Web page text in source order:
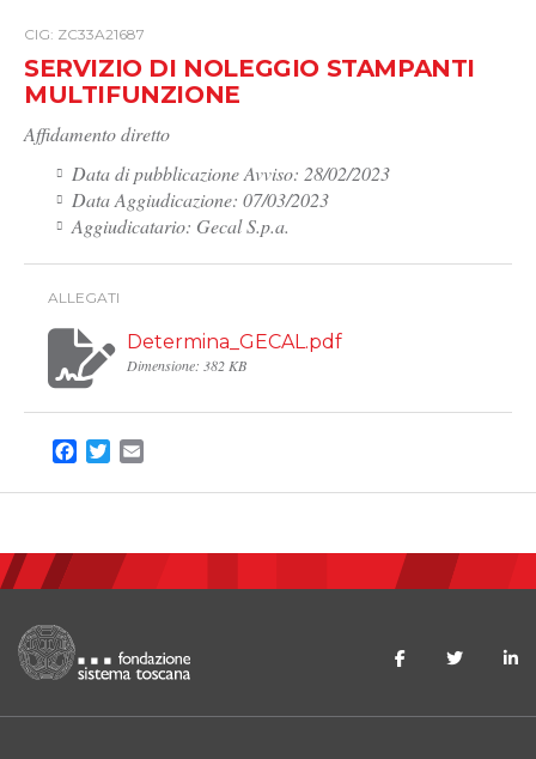
CIG: ZC33A21687
SERVIZIO DI NOLEGGIO STAMPANTI
MULTIFUNZIONE
Affidamento diretto
Data di pubblicazione Avviso: 28/02/2023
Data Aggiudicazione: 07/03/2023
Aggiudicatario: Gecal S.p.a.
ALLEGATI
Determina_GECAL.pdf
Dimensione: 382 KB
Facebook
Twitter